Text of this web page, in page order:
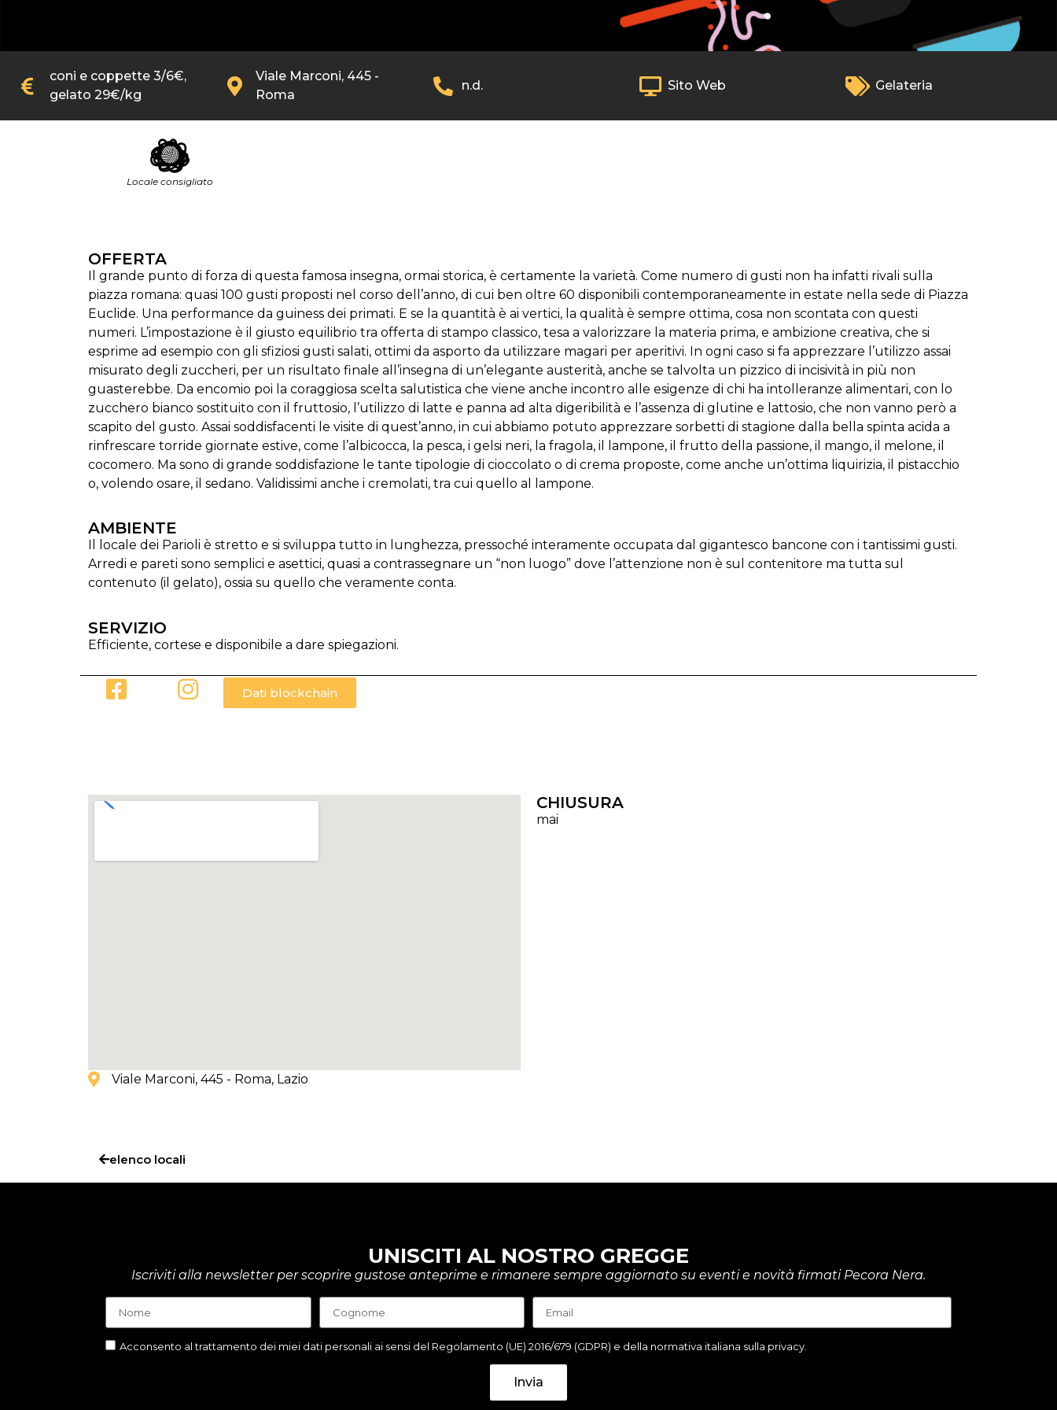
coni e coppette 3/6€,
gelato 29€/kg
Viale Marconi, 445 -
Roma
n.d. Sito Web Gelateria
Locale consigliato
OFFERTA
Il grande punto di forza di questa famosa insegna, ormai storica, è certamente la varietà. Come numero di gusti non ha infatti rivali sulla
piazza romana: quasi 100 gusti proposti nel corso dell’anno, di cui ben oltre 60 disponibili contemporaneamente in estate nella sede di Piazza
Euclide. Una performance da guiness dei primati. E se la quantità è ai vertici, la qualità è sempre ottima, cosa non scontata con questi
numeri. L’impostazione è il giusto equilibrio tra offerta di stampo classico, tesa a valorizzare la materia prima, e ambizione creativa, che si
esprime ad esempio con gli sfiziosi gusti salati, ottimi da asporto da utilizzare magari per aperitivi. In ogni caso si fa apprezzare l’utilizzo assai
misurato degli zuccheri, per un risultato finale all’insegna di un’elegante austerità, anche se talvolta un pizzico di incisività in più non
guasterebbe. Da encomio poi la coraggiosa scelta salutistica che viene anche incontro alle esigenze di chi ha intolleranze alimentari, con lo
zucchero bianco sostituito con il fruttosio, l’utilizzo di latte e panna ad alta digeribilità e l’assenza di glutine e lattosio, che non vanno però a
scapito del gusto. Assai soddisfacenti le visite di quest’anno, in cui abbiamo potuto apprezzare sorbetti di stagione dalla bella spinta acida a
rinfrescare torride giornate estive, come l’albicocca, la pesca, i gelsi neri, la fragola, il lampone, il frutto della passione, il mango, il melone, il
cocomero. Ma sono di grande soddisfazione le tante tipologie di cioccolato o di crema proposte, come anche un’ottima liquirizia, il pistacchio
o, volendo osare, il sedano. Validissimi anche i cremolati, tra cui quello al lampone.
AMBIENTE
Il locale dei Parioli è stretto e si sviluppa tutto in lunghezza, pressoché interamente occupata dal gigantesco bancone con i tantissimi gusti.
Arredi e pareti sono semplici e asettici, quasi a contrassegnare un “non luogo” dove l’attenzione non è sul contenitore ma tutta sul
contenuto (il gelato), ossia su quello che veramente conta.
SERVIZIO
Efficiente, cortese e disponibile a dare spiegazioni.
Dati blockchain
Viale Marconi, 445 - Roma, Lazio
CHIUSURA
mai
elenco locali
UNISCITI AL NOSTRO GREGGE
Iscriviti alla newsletter per scoprire gustose anteprime e rimanere sempre aggiornato su eventi e novità firmati Pecora Nera.
Acconsento al trattamento dei miei dati personali ai sensi del Regolamento (UE) 2016/679 (GDPR) e della normativa italiana sulla privacy.
Invia